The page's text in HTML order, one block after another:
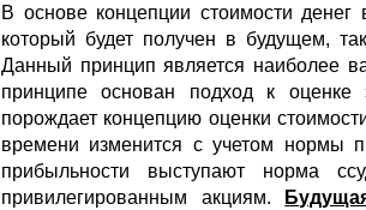
В основе концепции стоимости
который будет получен в будущем,
Данный принцип является наиболее
принципе основан подход к оценке
порождает концепцию оценки
времени изменится с учетом нормы
прибыльности выступают норма
привилегированным акциям.